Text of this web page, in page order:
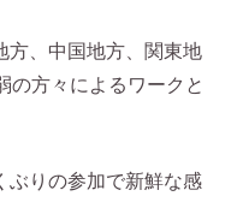
方、中国地方、関東地
の方々によるワークと
ぶりの参加で新鮮な感